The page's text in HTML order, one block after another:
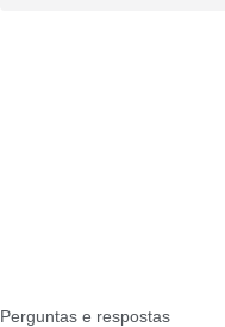
Perguntas e respostas